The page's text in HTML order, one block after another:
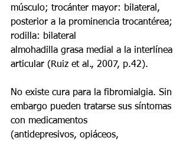
músculo; trocánter mayor: bilateral,
posterior a la prominencia trocantérea;
rodilla: bilateral
almohadilla grasa medial a la interlínea
articular (Ruiz et al., 2007, p.42).
No existe cura para la fibromialgia. Sin
embargo pueden tratarse sus síntomas
con medicamentos
(antidepresivos, opiáceos,